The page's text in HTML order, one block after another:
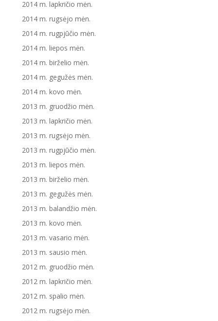
2014 m. lapkričio mėn.
2014 m. rugsėjo mėn.
2014 m. rugpjūčio mėn.
2014 m. liepos mėn.
2014 m. birželio mėn.
2014 m. gegužės mėn.
2014 m. kovo mėn.
2013 m. gruodžio mėn.
2013 m. lapkričio mėn.
2013 m. rugsėjo mėn.
2013 m. rugpjūčio mėn.
2013 m. liepos mėn.
2013 m. birželio mėn.
2013 m. gegužės mėn.
2013 m. balandžio mėn.
2013 m. kovo mėn.
2013 m. vasario mėn.
2013 m. sausio mėn.
2012 m. gruodžio mėn.
2012 m. lapkričio mėn.
2012 m. spalio mėn.
2012 m. rugsėjo mėn.